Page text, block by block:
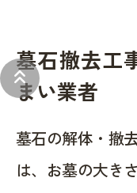
keyboard_double_arrow_up
墓石撤去工
まい業者
墓石の解体・撤
は、お墓の大き